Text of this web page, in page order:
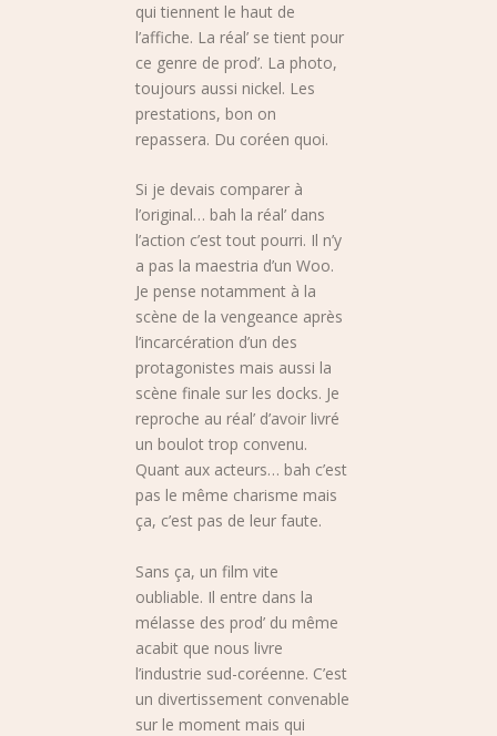
qui tiennent le haut de
l’affiche. La réal’ se tient pour
ce genre de prod’. La photo,
toujours aussi nickel. Les
prestations, bon on
repassera. Du coréen quoi.
Si je devais comparer à
l’original… bah la réal’ dans
l’action c’est tout pourri. Il n’y
a pas la maestria d’un Woo.
Je pense notamment à la
scène de la vengeance après
l’incarcération d’un des
protagonistes mais aussi la
scène finale sur les docks. Je
reproche au réal’ d’avoir livré
un boulot trop convenu.
Quant aux acteurs… bah c’est
pas le même charisme mais
ça, c’est pas de leur faute.
Sans ça, un film vite
oubliable. Il entre dans la
mélasse des prod’ du même
acabit que nous livre
l’industrie sud-coréenne. C’est
un divertissement convenable
sur le moment mais qui